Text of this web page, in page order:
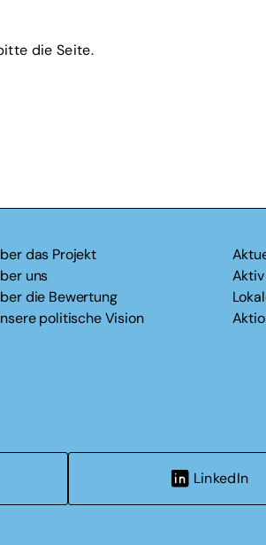
die Seite.
das Projekt
uns
die Bewertung
politische Vision
LinkedIn